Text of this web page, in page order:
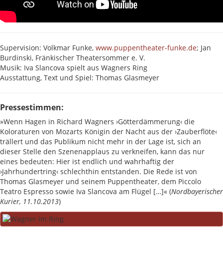
Supervision: Volkmar Funke, www.puppentheater-funke.de; Jan
Burdinski, Fränkischer Theatersommer e. V.
Musik: Iva Slancova spielt aus Wagners Ring
Ausstattung, Text und Spiel: Thomas Glasmeyer
Pressestimmen:
»Wenn Hagen in Richard Wagners ›Götterdämmerung‹ die
Koloraturen von Mozarts Königin der Nacht aus der ›Zauberflöte‹
trällert und das Publikum nicht mehr in der Lage ist, sich an
dieser Stelle den Szenenapplaus zu verkneifen, kann das nur
eines bedeuten: Hier ist endlich und wahrhaftig der
›Jahrhundertring‹ schlechthin entstanden. Die Rede ist von
Thomas Glasmeyer und seinem Puppentheater, dem Piccolo
Teatro Espresso sowie Iva Slancova am Flügel […]« (Nordbayerischer
Kurier, 11.10.2013)